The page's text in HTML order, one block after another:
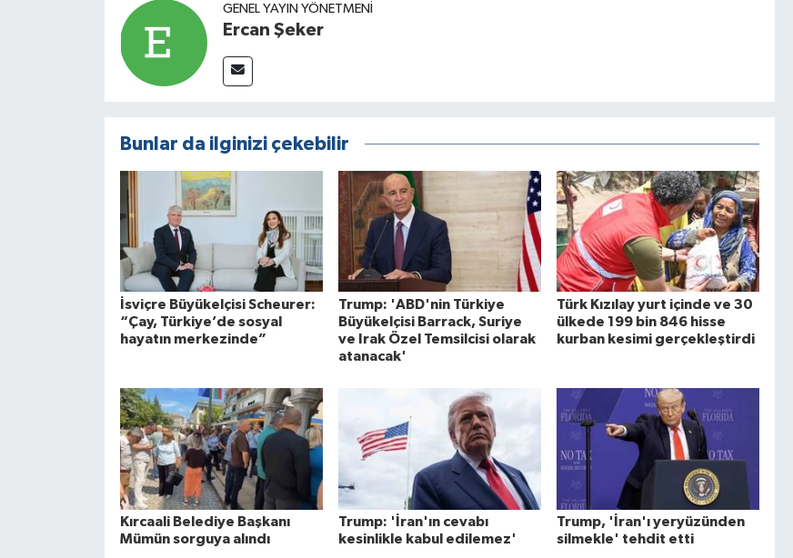
GENEL YAYIN YÖNETMENI
Ercan Şeker
Bunlar da ilginizi çekebilir
İsviçre Büyükelçisi Scheurer:
“Çay, Türkiye’de sosyal
hayatın merkezinde”
Trump: 'ABD'nin Türkiye
Büyükelçisi Barrack, Suriye
ve Irak Özel Temsilcisi olarak
atanacak'
Türk Kızılay yurt içinde ve 30
ülkede 199 bin 846 hisse
kurban kesimi gerçekleştirdi
Kırcaali Belediye Başkanı
Mümün sorguya alındı
Trump: 'İran'ın cevabı
kesinlikle kabul edilemez'
Trump, 'İran'ı yeryüzünden
silmekle' tehdit etti